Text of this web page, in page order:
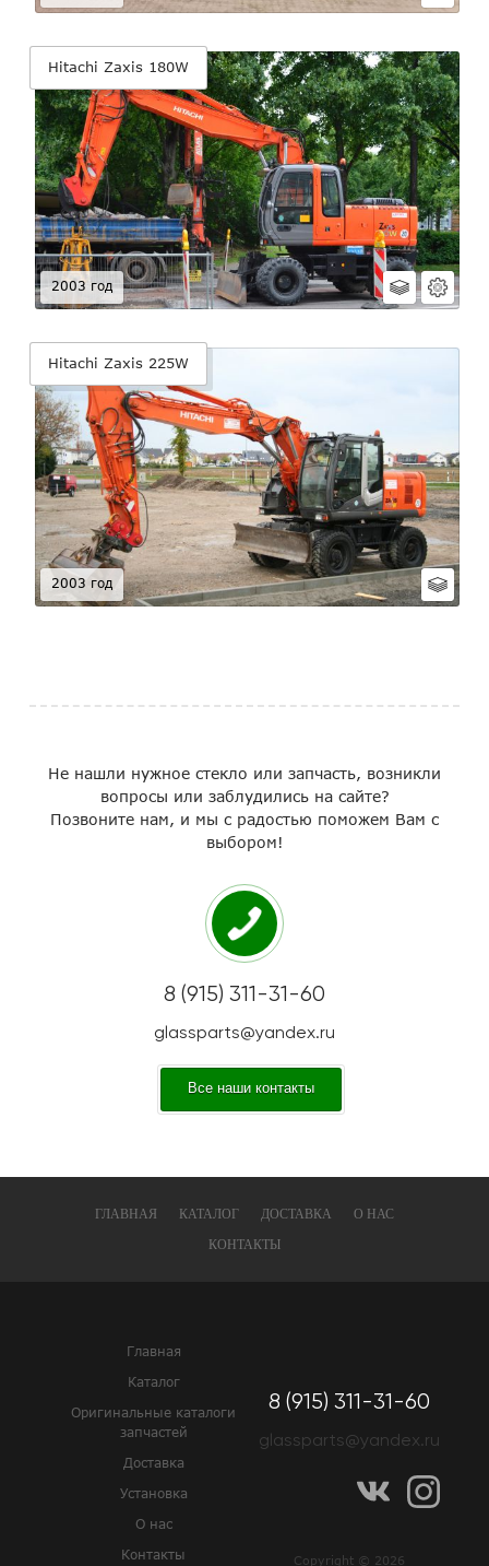
Hitachi Zaxis 180W
2003 год
Hitachi Zaxis 225W
2003 год
Не нашли нужное стекло или запчасть, возникли
вопросы или заблудились на сайте?
Позвоните нам, и мы с радостью поможем Вам с
выбором!
8 (915) 311-31-60
glassparts@yandex.ru
Все наши контакты
ГЛАВНАЯ КАТАЛОГ ДОСТАВКА
О НАС
КОНТАКТЫ
Главная
Каталог
Оригинальные каталоги
запчастей
Доставка
Установка
О нас
Контакты
8 (915) 311-31-60
glassparts@yandex.ru
Copyright © 2026